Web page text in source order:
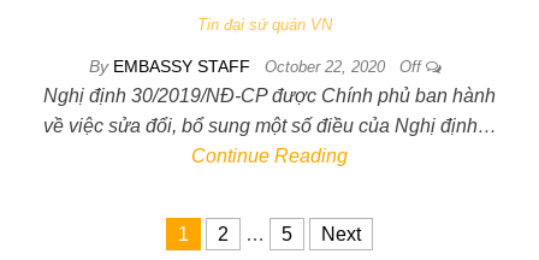
Tin đại sứ quán VN
By EMBASSY STAFF October 22, 2020 Off
Nghị định 30/2019/NĐ-CP được Chính phủ ban hành
về việc sửa đổi, bổ sung một số điều của Nghị định…
Continue Reading
Posts pagination
1 2 … 5 Next